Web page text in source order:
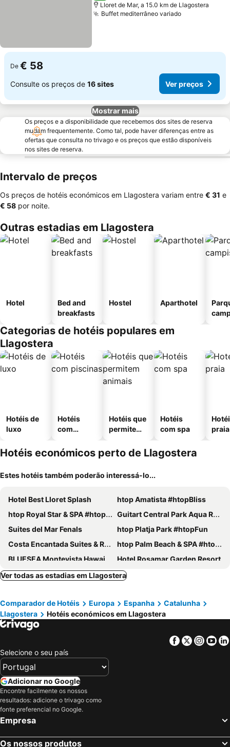
Lloret de Mar, a 15.0 km de Llagostera
Buffet mediterrâneo variadoVer preços
De € 58
Consulte os preços de 16 sites Ver preços
Mostrar mais
Os preços e a disponibilidade que recebemos dos sites de reserva
mudam frequentemente. Como tal, pode haver diferenças entre as
ofertas que consulta no trivago e os preços que estão disponíveis
nos sites de reserva.
Intervalo de preços
Os preços de hotéis económicos em Llagostera variam entre ‎€ 31 e
‎€ 58 por noite.
Outras estadias em Llagostera
Hotel
Bed and
breakfasts
Hostel Aparthotel
Categorias de hotéis populares em
Llagostera
Hotéis de
luxo
Hotéis
com
Hotéis que
permitem
Hotéis
com spa
praia
Hotéis económicos perto de Llagostera
Estes hotéis também poderão interessá-lo...
Hotel Best Lloret Splash
htop Amatista #htopBliss
htop Royal Star & SPA #htopFun
Guitart Central Park Aqua Resort
Suites del Mar Fenals
htop Platja Park #htopFun
Costa Encantada Suites & Resort
htop Palm Beach & SPA #htopEnjoy
BLUESEA Montevista Hawai
Hotel Rosamar Garden Resort
Hotel Maria del Mar
AQUA Hotel Bertran Park
Hotel Marsol
GHT Oasis Park & Spa
Fenals Garden
Hotel Samba
Hotel htop Caleta Palace
Hotel Surf Mar
Gran Hotel Flamingo
Hotel Villa Garbí
Hotel Victoria
Meliá Lloret De Mar
Hotel Excelsior
Hotel Anabel
Hotel Maremagnum
Ver todas as estadias em Llagostera
Comparador de Hotéis Europa Espanha
Catalunha
Llagostera
Hotéis económicos em Llagostera
Facebook
Twitter
Selecione o seu país
Adicionar no Google
Encontre facilmente os nossos
resultados: adicione o trivago como
fonte preferencial no Google.
Empresa
Os nossos produtos